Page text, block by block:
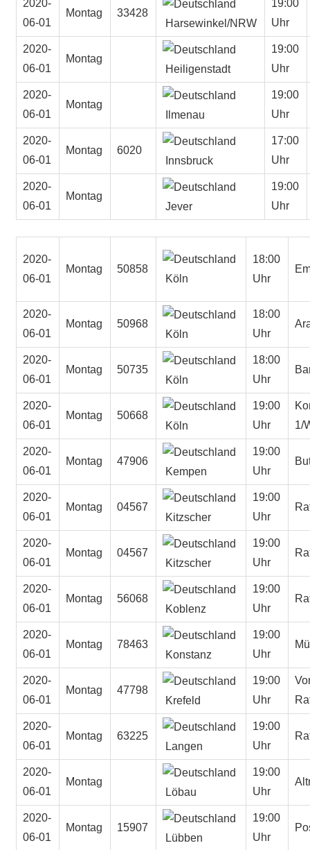
2020-
06-01
Montag
33428
Harsewinkel/NRW
19:00
Uhr
2020-
06-01
Montag
Heiligenstadt
19:00
Uhr
2020-
06-01
Montag
Ilmenau
19:00
Uhr
2020-
06-01
Montag
6020
Innsbruck
17:00
Uhr
2020-
06-01
Montag
Jever
19:00
Uhr
2020-
06-01
Montag
50858
Köln
18:00
Uhr
2020-
06-01
Montag
50968
Köln
18:00
Uhr
2020-
06-01
Montag
50735
Köln
18:00
Uhr
2020-
06-01
Montag
50668
Köln
19:00
Uhr
1/
2020-
06-01
Montag
47906
Kempen
19:00
Uhr
2020-
06-01
Montag
04567
Kitzscher
19:00
Uhr
2020-
06-01
Montag
04567
Kitzscher
19:00
Uhr
2020-
06-01
Montag
56068
Koblenz
19:00
Uhr
2020-
06-01
Montag
78463
Konstanz
19:00
Uhr
2020-
06-01
Montag
47798
Krefeld
19:00
Uhr
2020-
06-01
Montag
63225
Langen
19:00
Uhr
2020-
06-01
Montag
Löbau
19:00
Uhr
2020-
06-01
Montag
15907
Lübben
19:00
Uhr